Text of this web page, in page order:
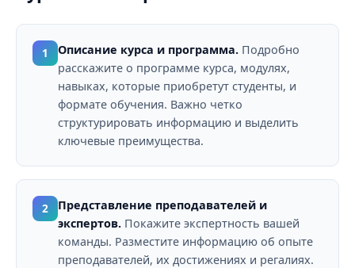
1 Описание курса и программа. Подробно
расскажите о программе курса, модулях,
навыках, которые приобретут студенты, и
формате обучения. Важно четко
структурировать информацию и выделить
ключевые преимущества.
2
Представление преподавателей и
экспертов. Покажите экспертность вашей
команды. Разместите информацию об опыте
преподавателей, их достижениях и регалиях.